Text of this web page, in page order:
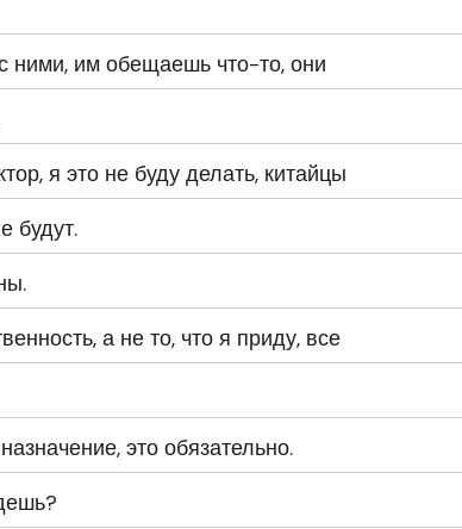
ними, им обещаешь что-то, они
я это не буду делать, китайцы
будут.
а не то, что я приду, все
это обязательно.